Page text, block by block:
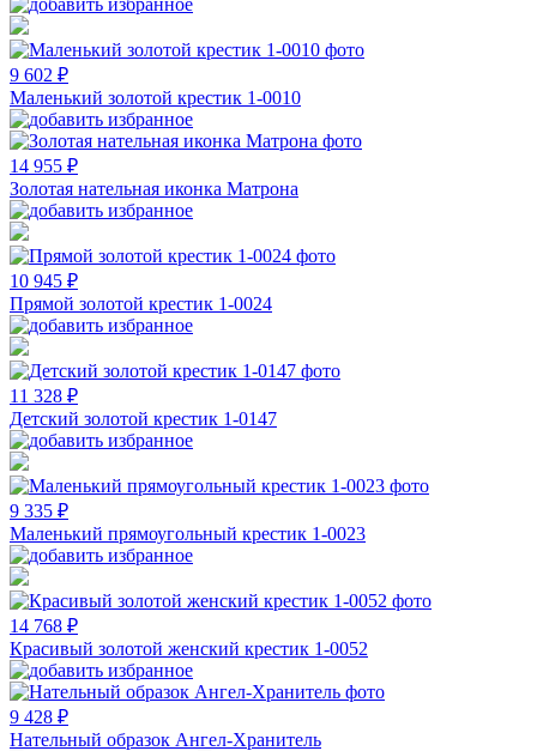
9 602 ₽
Маленький золотой крестик 1-0010
14 955 ₽
Золотая нательная иконка Матрона
10 945 ₽
Прямой золотой крестик 1-0024
11 328 ₽
Детский золотой крестик 1-0147
9 335 ₽
Маленький прямоугольный крестик 1-0023
14 768 ₽
Красивый золотой женский крестик 1-0052
9 428 ₽
Нательный образок Ангел-Хранитель